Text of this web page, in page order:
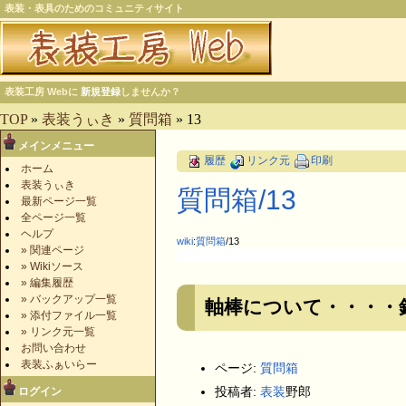
表装・表具のためのコミュニティサイト
表装工房 Webに 新規登録しませんか？
TOP» 表装うぃき » 質問箱 » 13
メインメニュー
ホーム
表装うぃき
最新ページ一覧
全ページ一覧
ヘルプ
» 関連ページ
» Wikiソース
» 編集履歴
» バックアップ一覧
» 添付ファイル一覧
» リンク元一覧
お問い合わせ
表装ふぁいらー
ログイン
履歴 リンク元 印刷
質問箱​/13
wiki:質問箱/13
軸棒について・・・
ページ: 質問箱
投稿者: 表装野郎